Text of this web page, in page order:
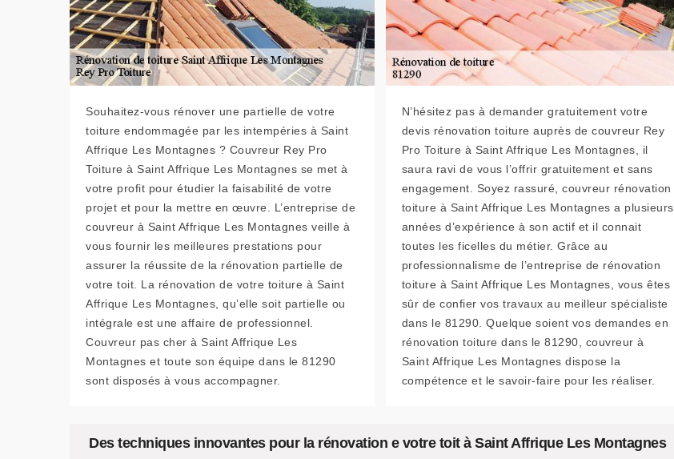
Souhaitez-vous rénover une partielle de votre
toiture endommagée par les intempéries à Saint
Affrique Les Montagnes ? Couvreur Rey Pro
Toiture à Saint Affrique Les Montagnes se met à
votre profit pour étudier la faisabilité de votre
projet et pour la mettre en œuvre. L’entreprise de
couvreur à Saint Affrique Les Montagnes veille à
vous fournir les meilleures prestations pour
assurer la réussite de la rénovation partielle de
votre toit. La rénovation de votre toiture à Saint
Affrique Les Montagnes, qu’elle soit partielle ou
intégrale est une affaire de professionnel.
Couvreur pas cher à Saint Affrique Les
Montagnes et toute son équipe dans le 81290
sont disposés à vous accompagner.
N’hésitez pas à demander gratuitement votre
devis rénovation toiture auprès de couvreur Rey
Pro Toiture à Saint Affrique Les Montagnes, il
saura ravi de vous l’offrir gratuitement et sans
engagement. Soyez rassuré, couvreur rénovation
toiture à Saint Affrique Les Montagnes a plusieurs
années d’expérience à son actif et il connait
toutes les ficelles du métier. Grâce au
professionnalisme de l’entreprise de rénovation
toiture à Saint Affrique Les Montagnes, vous êtes
sûr de confier vos travaux au meilleur spécialiste
dans le 81290. Quelque soient vos demandes en
rénovation toiture dans le 81290, couvreur à
Saint Affrique Les Montagnes dispose la
compétence et le savoir-faire pour les réaliser.
Des techniques innovantes pour la rénovation e votre toit à Saint Affrique Les Montagnes